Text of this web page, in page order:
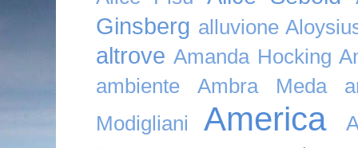
Ginsberg alluvione
altrove Amanda Hocking
ambiente
Ambra Meda
Modigliani
America